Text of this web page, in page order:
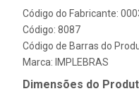
Código do Fabricante:
Código: 8087
Código de Barras do
Marca: IMPLEBRAS
Dimensões do